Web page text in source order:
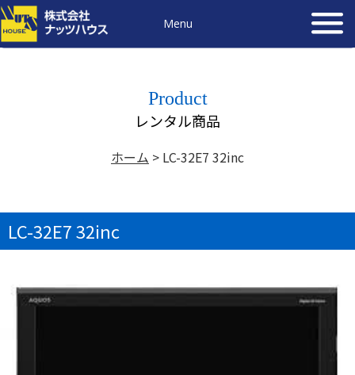
Menu
Product
レンタル商品
ホーム > LC-32E7 32inc
LC-32E7 32inc